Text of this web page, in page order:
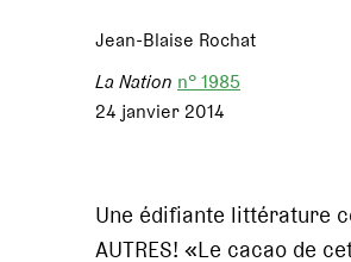
Jean-Blaise Rochat
La Nation n° 1985
24 janvier 2014
Une édifiante littérature
AUTRES! «Le cacao de